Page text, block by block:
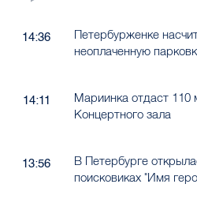
14:36
Петербурженке
неоплаченную
14:11
Мариинка отдаст 110
Концертного зала
13:56
В Петербурге
поисковиках "Имя